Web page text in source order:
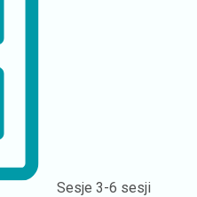
Sesje3-6 sesji